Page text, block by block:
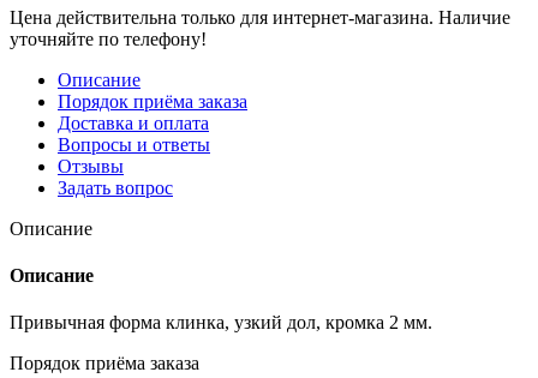
Цена действительна только для интернет-магазина. Наличие
уточняйте по телефону!
Описание
Порядок приёма заказа
Доставка и оплата
Вопросы и ответы
Отзывы
Задать вопрос
Описание
Описание
Привычная форма клинка, узкий дол, кромка 2 мм.
Порядок приёма заказа